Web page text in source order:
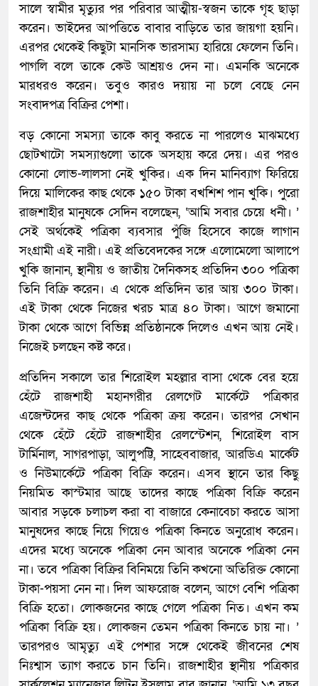
সালে স্বামীর মৃত্যুর পর পরিবার আত্মীয়-স্বজন তাকে গৃহ ছাড়া
করেন। ভাইদের আপত্তিতে বাবার বাড়িতে তার জায়গা হয়নি।
এরপর থেকেই কিছুটা মানসিক ভারসাম্য হারিয়ে ফেলেন তিনি।
পাগলি বলে তাকে কেউ আশ্রয়ও দেন না। এমনকি অনেকে
মারধরও করেন। তবুও কারও দয়ায় না চলে বেছে নেন
সংবাদপত্র বিক্রির পেশা।
বড় কোনো সমস্যা তাকে কাবু করতে না পারলেও মাঝমধ্যে
ছোটখাটো সমস্যাগুলো তাকে অসহায় করে দেয়। এর পরও
কোনো লোভ-লালসা নেই খুকির। এক দিন মানিব্যাগ ফিরিয়ে
দিয়ে মালিকের কাছ থেকে ১৫০ টাকা বখশিশ পান খুকি। পুরো
রাজশাহীর মানুষকে সেদিন বলেছেন, ‘আমি সবার চেয়ে ধনী। ’
সেই অর্থকেই পত্রিকা ব্যবসার পুঁজি হিসেবে কাজে লাগান
সংগ্রামী এই নারী। এই প্রতিবেদকের সঙ্গে এলোমেলো আলাপে
খুকি জানান, স্থানীয় ও জাতীয় দৈনিকসহ প্রতিদিন ৩০০ পত্রিকা
তিনি বিক্রি করেন। এ থেকে প্রতিদিন তার আয় ৩০০ টাকা।
এই টাকা থেকে নিজের খরচ মাত্র ৪০ টাকা। আগে জমানো
টাকা থেকে আগে বিভিন্ন প্রতিষ্ঠানকে দিলেও এখন আয় নেই।
নিজেই চলছেন কষ্ট করে।
প্রতিদিন সকালে তার শিরোইল মহল্লার বাসা থেকে বের হয়ে
হেঁটে রাজশাহী মহানগরীর রেলগেট মার্কেটে পত্রিকার
এজেন্টদের কাছ থেকে পত্রিকা ক্রয় করেন। তারপর সেখান
থেকে হেঁটে হেঁটে রাজশাহীর রেলস্টেশন, শিরোইল বাস
টার্মিনাল, সাগরপাড়া, আলুপট্টি, সাহেববাজার, আরডিএ মার্কেট
ও নিউমার্কেটে পত্রিকা বিক্রি করেন। এসব স্থানে তার কিছু
নিয়মিত কাস্টমার আছে তাদের কাছে পত্রিকা বিক্রি করেন
আবার সড়কে চলাচল করা বা বাজারে কেনাবেচা করতে আসা
মানুষদের কাছে নিয়ে গিয়েও পত্রিকা কিনতে অনুরোধ করেন।
এদের মধ্যে অনেকে পত্রিকা নেন আবার অনেকে পত্রিকা নেন
না। তবে পত্রিকা বিক্রির বিনিময়ে তিনি কখনো অতিরিক্ত কোনো
টাকা-পয়সা নেন না। দিল আফরোজ বলেন, আগে বেশি পত্রিকা
বিক্রি হতো। লোকজনের কাছে গেলে পত্রিকা নিত। এখন কম
পত্রিকা বিক্রি হয়। লোকজন তেমন পত্রিকা কিনতে চায় না। ’
তারপরও আমৃত্যু এই পেশার সঙ্গে থেকেই জীবনের শেষ
নিঃশ্বাস ত্যাগ করতে চান তিনি। রাজশাহীর স্থানীয় পত্রিকার